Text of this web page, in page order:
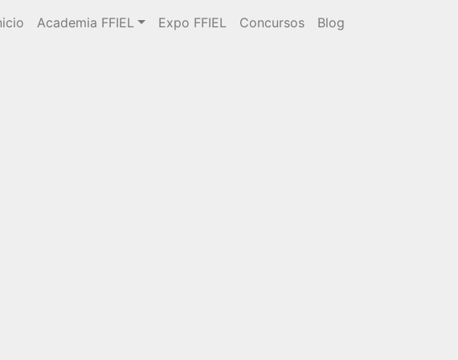
Academia FFIEL Expo FFIEL Concursos Blog